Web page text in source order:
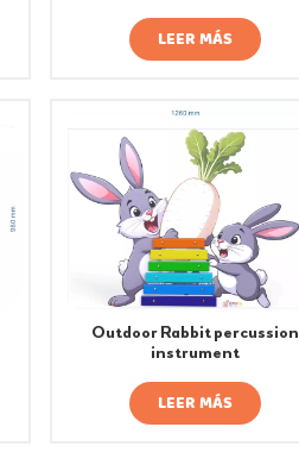
LEER MÁS
Outdoor Rabbit percussion
instrument
LEER MÁS